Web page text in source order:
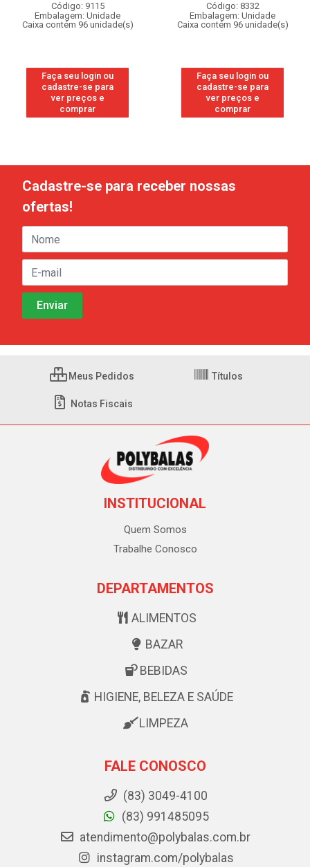
Código: 9115
Embalagem: Unidade
Caixa contém 96 unidade(s)
Faça seu login ou
cadastre-se para
ver preços e
comprar
Código: 8332
Embalagem: Unidade
Caixa contém 96 unidade(s)
Faça seu login ou
cadastre-se para
ver preços e
comprar
Cadastre-se para receber nossas
ofertas!
Meus Pedidos Títulos
Notas Fiscais
INSTITUCIONAL
Quem Somos
Trabalhe Conosco
DEPARTAMENTOS
ALIMENTOS
BAZAR
BEBIDAS
HIGIENE, BELEZA E SAÚDE
LIMPEZA
FALE CONOSCO
(83) 3049-4100
(83) 991485095
atendimento@polybalas.com.br
instagram.com/polybalas